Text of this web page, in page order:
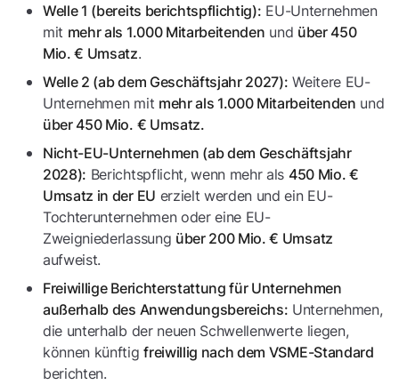
Welle 1 (bereits berichtspflichtig): EU-Unternehmen
mit mehr als 1.000 Mitarbeitenden und über 450
Mio. € Umsatz.
Welle 2 (ab dem Geschäftsjahr 2027): Weitere EU-
Unternehmen mit mehr als 1.000 Mitarbeitenden und
über 450 Mio. € Umsatz.
Nicht-EU-Unternehmen (ab dem Geschäftsjahr
2028): Berichtspflicht, wenn mehr als 450 Mio. €
Umsatz in der EU erzielt werden und ein EU-
Tochterunternehmen oder eine EU-
Zweigniederlassung über 200 Mio. € Umsatz
aufweist.
Freiwillige Berichterstattung für Unternehmen
außerhalb des Anwendungsbereichs: Unternehmen,
die unterhalb der neuen Schwellenwerte liegen,
können künftigfreiwillig nach dem VSME-Standard
berichten.